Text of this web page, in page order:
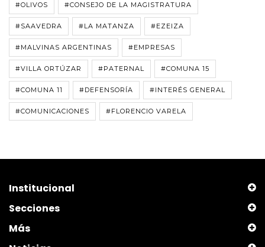
#OLIVOS #CONSEJO DE LA MAGISTRATURA
#SAAVEDRA #LA MATANZA #EZEIZA
#MALVINAS ARGENTINAS #EMPRESAS
#VILLA ORTÚZAR #PATERNAL #COMUNA 15
#COMUNA 11 #DEFENSORÍA #INTERÉS GENERAL
#COMUNICACIONES #FLORENCIO VARELA
Institucional
Secciones
Más